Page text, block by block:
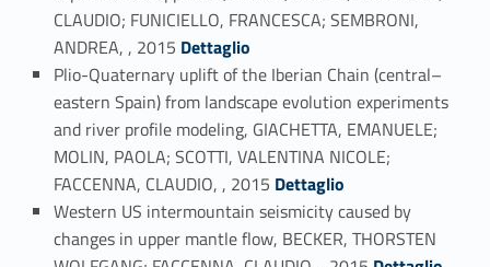
CLAUDIO; FUNICIELLO, FRANCESCA; SEMBRONI,
ANDREA, , 2015 Link identifier #identifier_person_176655-108
Dettaglio
Plio-Quaternary uplift of the Iberian Chain (central–
eastern Spain) from landscape evolution experiments
and river profile modeling, GIACHETTA, EMANUELE;
MOLIN, PAOLA; SCOTTI, VALENTINA NICOLE;
FACCENNA, CLAUDIO, , 2015 Link identifier #identifier_person_60350-109
Dettaglio
Western US intermountain seismicity caused by
changes in upper mantle flow, BECKER, THORSTEN
Link identifier #identifier_person_132790-110